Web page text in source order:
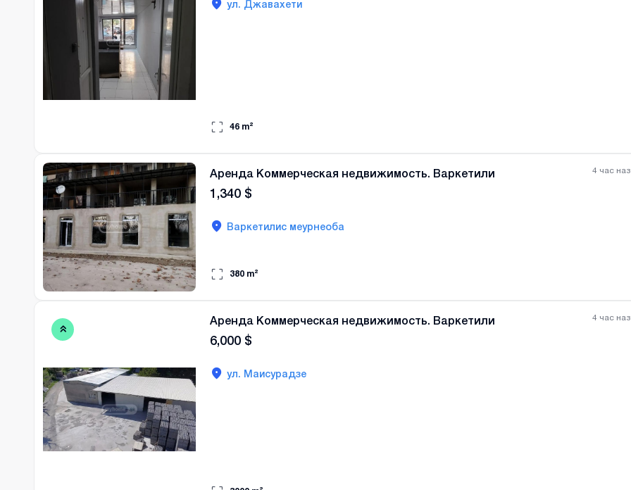
ул. Джавахети
46 m²
4 час
Аренда Коммерческая недвижимость. Варкетили
1,340 $
Варкетилис меурнеоба
380 m²
4 час
Аренда Коммерческая недвижимость. Варкетили
6,000 $
ул. Маисурадзе